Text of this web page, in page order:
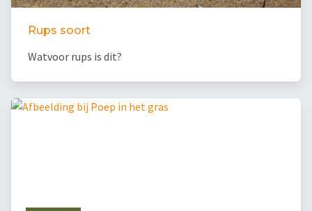
Rups soort
Watvoor rups is dit?